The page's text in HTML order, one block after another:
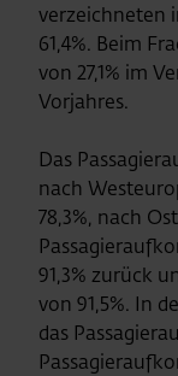
verzeichneten
61,4%. Beim
von 27,1% im
Vorjahres.
Das
nach
78,3%, nach
91,3% zurück
von 91,5%. In
das